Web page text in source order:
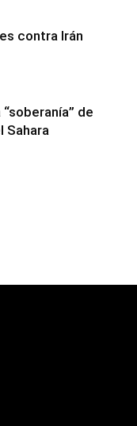
contra Irán
de
Sahara